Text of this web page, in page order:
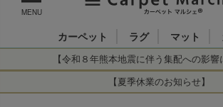
MENU
カーペット ラグ マット
【令和８年熊本地震に伴う集配への影響
令和8年熊本地震により、お亡くなりにな
【夏季休業のお知らせ】